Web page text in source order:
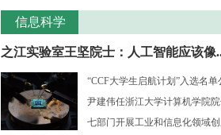
信息科学
之江实验室王坚院士：人工智能应该像
“CCF大学生启航计划”入选名单
尹建伟任浙江大学计算机学院
七部门开展工业和信息化领域